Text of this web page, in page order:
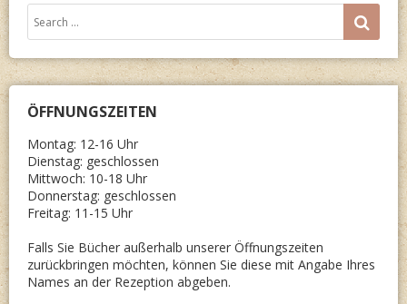
Search
for:
ÖFFNUNGSZEITEN
Montag: 12-16 Uhr
Dienstag: geschlossen
Mittwoch: 10-18 Uhr
Donnerstag: geschlossen
Freitag: 11-15 Uhr
Falls Sie Bücher außerhalb unserer Öffnungszeiten
zurückbringen möchten, können Sie diese mit Angabe Ihres
Names an der Rezeption abgeben.